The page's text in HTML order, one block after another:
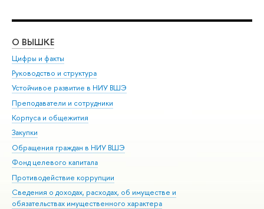
О ВЫШКЕ
Цифры и факты
Руководство и структура
Устойчивое развитие в НИУ ВШЭ
Преподаватели и сотрудники
Корпуса и общежития
Закупки
Обращения граждан в НИУ ВШЭ
Фонд целевого капитала
Противодействие коррупции
Сведения о доходах, расходах, об имуществе и
обязательствах имущественного характера